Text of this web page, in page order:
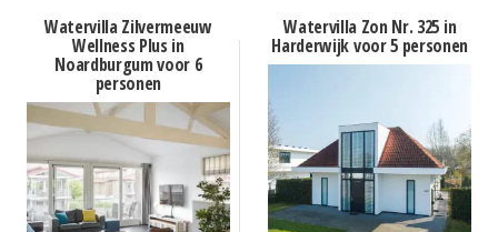
Watervilla Zilvermeeuw
Wellness Plus in
Noardburgum voor 6
personen
Watervilla Zon Nr. 325 in
Harderwijk voor 5 personen